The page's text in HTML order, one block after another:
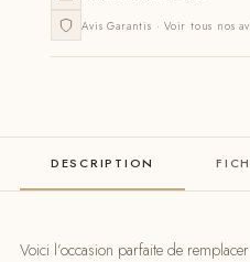
Avis Garantis · Voir tous nos
DESCRIPTION
Voici l’occasion parfaite de